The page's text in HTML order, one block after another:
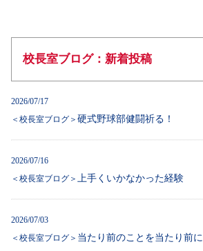
校長室ブログ：新着投稿
2026/07/17
＜校長室ブログ＞ 硬式野球部健闘祈る！
2026/07/16
＜校長室ブログ＞ 上手くいかなかった経験
2026/07/03
＜校長室ブログ＞ 当たり前のことを当たり前に